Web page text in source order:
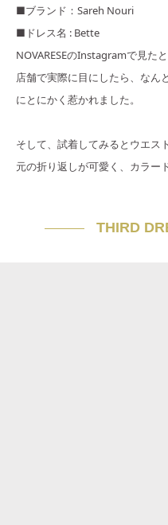
■ブランド：Sareh Nouri
■ドレス名 : Bette
NOVARESEのInstagramで見た
店舗で実際に目にしたら、なん
にとにかく惹かれました。
そして、試着してみるとウエス
元の折り返しが可愛く、カラー
THIRD